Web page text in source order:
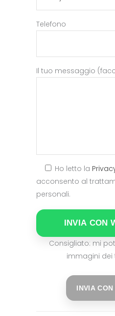
Telefono
Il tuo messaggio
Ho letto la
acconsento al
personali.
INVIA CON
Consigliato: mi
immagini
INVIA